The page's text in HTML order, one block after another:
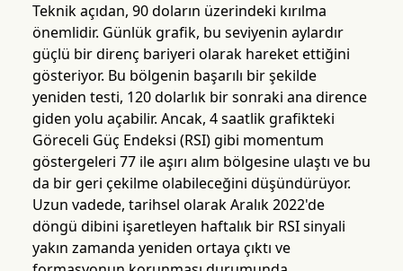
Teknik açıdan, 90 doların üzerindeki kırılma
önemlidir. Günlük grafik, bu seviyenin aylardır
güçlü bir direnç bariyeri olarak hareket ettiğini
gösteriyor. Bu bölgenin başarılı bir şekilde
yeniden testi, 120 dolarlık bir sonraki ana dirence
giden yolu açabilir. Ancak, 4 saatlik grafikteki
Göreceli Güç Endeksi (RSI) gibi momentum
göstergeleri 77 ile aşırı alım bölgesine ulaştı ve bu
da bir geri çekilme olabileceğini düşündürüyor.
Uzun vadede, tarihsel olarak Aralık 2022'de
döngü dibini işaretleyen haftalık bir RSI sinyali
yakın zamanda yeniden ortaya çıktı ve